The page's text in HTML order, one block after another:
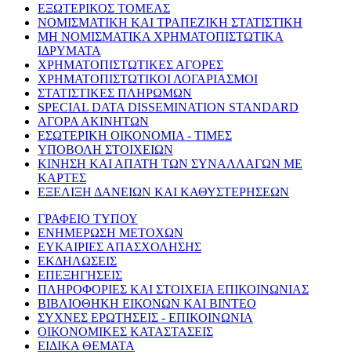
ΕΞΩΤΕΡΙΚΟΣ ΤΟΜΕΑΣ
ΝΟΜΙΣΜΑΤΙΚΗ ΚΑΙ ΤΡΑΠΕΖΙΚΗ ΣΤΑΤΙΣΤΙΚΗ
ΜΗ ΝΟΜΙΣΜΑΤΙΚΑ ΧΡΗΜΑΤΟΠΙΣΤΩΤΙΚΑ
ΙΔΡΥΜΑΤΑ
ΧΡΗΜΑΤΟΠΙΣΤΩΤΙΚΕΣ ΑΓΟΡΕΣ
ΧΡΗΜΑΤΟΠΙΣΤΩΤΙΚΟΙ ΛΟΓΑΡΙΑΣΜΟΙ
ΣΤΑΤΙΣΤΙΚΕΣ ΠΛΗΡΩΜΩΝ
SPECIAL DATA DISSEMINATION STANDARD
ΑΓΟΡΑ ΑΚΙΝΗΤΩΝ
ΕΣΩΤΕΡΙΚΗ ΟΙΚΟΝΟΜΙΑ - ΤΙΜΕΣ
ΥΠΟΒΟΛΗ ΣΤΟΙΧΕΙΩΝ
ΚΙΝΗΣΗ ΚΑΙ ΑΠΑΤΗ ΤΩΝ ΣΥΝΑΛΛΑΓΩΝ ΜΕ
ΚΑΡΤΕΣ
ΕΞΕΛΙΞΗ ΔΑΝΕΙΩΝ ΚΑΙ ΚΑΘΥΣΤΕΡΗΣΕΩΝ
ΓΡΑΦΕΙΟ ΤΥΠΟΥ
ΕΝΗΜΕΡΩΣΗ ΜΕΤΟΧΩΝ
ΕΥΚΑΙΡΙΕΣ ΑΠΑΣΧΟΛΗΣΗΣ
ΕΚΔΗΛΩΣΕΙΣ
ΕΠΕΞΗΓΗΣΕΙΣ
ΠΛΗΡΟΦΟΡΙΕΣ ΚΑΙ ΣΤΟΙΧΕΙΑ ΕΠΙΚΟΙΝΩΝΙΑΣ
ΒΙΒΛΙΟΘΗΚΗ ΕΙΚΟΝΩΝ ΚΑΙ ΒΙΝΤΕΟ
ΣΥΧΝΕΣ ΕΡΩΤΗΣΕΙΣ - ΕΠΙΚΟΙΝΩΝΙΑ
ΟΙΚΟΝΟΜΙΚΕΣ ΚΑΤΑΣΤΑΣΕΙΣ
ΕΙΔΙΚΑ ΘΕΜΑΤΑ